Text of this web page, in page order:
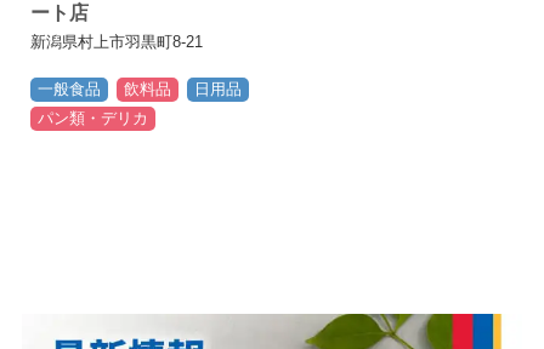
ート店
新潟県村上市羽黒町8-21
一般食品 飲料品
日用品
パン類・デリカ